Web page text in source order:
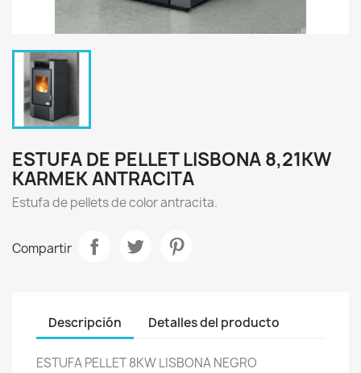
ESTUFA DE PELLET LISBONA 8,21KW
KARMEK ANTRACITA
Estufa de pellets de color antracita.
Compartir
Descripción Detalles del producto
ESTUFA PELLET 8KW LISBONA NEGRO